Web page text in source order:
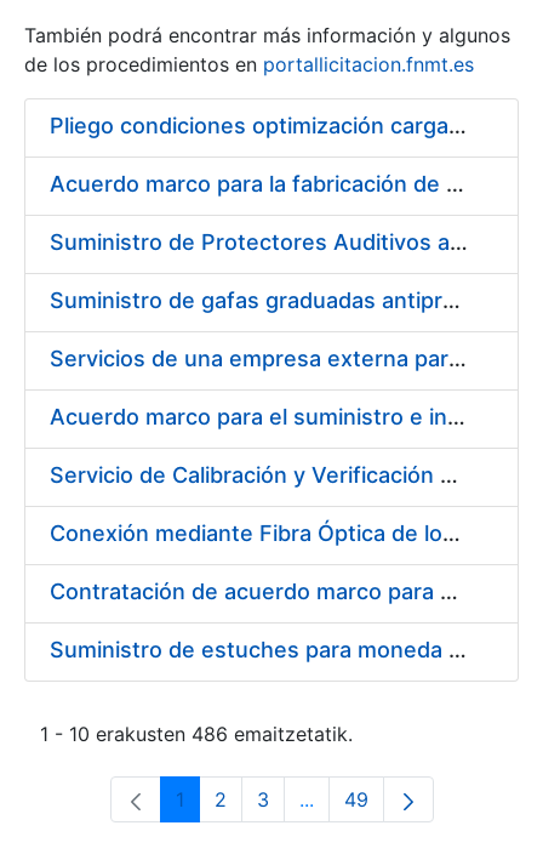
Erakutsi/Ezkutatu
También podrá encontrar más información y algunos
de los procedimientos en portallicitacion.fnmt.es
Pliego condiciones optimización cargas compras firmado
Acuerdo marco para la fabricación de piezas
Suministro de Protectores Auditivos a medida para las personas trabajadoras de los Centros de Trabajo de Madrid y Burgos
Suministro de gafas graduadas antiproyecciones para los trabajadores de la FNMT-RCM en los centros de trabajo de Madrid y Burgos
Servicios de una empresa externa para el asesoramiento y resolución de los recursos de alzada que se presentan relacionados con procesos de selección para la FNMT-RCM
Acuerdo marco para el suministro e instalación de persianas, estores y otros complementos
Servicio de Calibración y Verificación Externa de los Equipos de Medición del Servicio de Prevención de la FNMT-RCM
Conexión mediante Fibra Óptica de los Centros de Proceso de Datos (CPDs) de las sedes de la FNMT-RCM de Burgos y Madrid
Contratación de acuerdo marco para el Suministro de Material de Electricidad para la Fábrica Nacional de Moneda y Timbre-Real Casa de la Moneda en su centro de trabajo de Burgos
Suministro de estuches para moneda de 30 €
1 - 10 erakusten 486 emaitzetatik.
Orrialdea
1 Orrialdea
2 Orrialdea
3 ...Intermediate Pages Use
Orrialdea
49